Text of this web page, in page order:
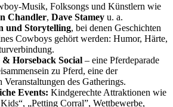
Musik, Folksongs und Künstlern wie
Chandler, Dave Stamey u. a.
und Storytelling, bei denen Geschichten
Cowboys gehört werden: Humor, Härte,
Horseback Social – eine Pferdeparade
zu Pferd, eine der
Veranstaltungen des Gatherings.
Events: Kindgerechte Attraktionen wie
„Petting Corral”, Wettbewerbe,